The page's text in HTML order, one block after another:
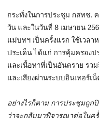
กระทั่งในการประชุม กสทช.
วัน และในวันที่ 8 เมษายน
แม่บทฯ เป็นครั้งแรก ใช้เวลา
ประเด็น ได้แก่ การคุ้มครอง
และเนื้อหาที่เป็นอันตราย ร
และเสียงผ่านระบบอินเทอร์เน็
อย่างไรก็ตาม การประชุมถูก
ว่าจะกลับมาพิจารณาต่อในค